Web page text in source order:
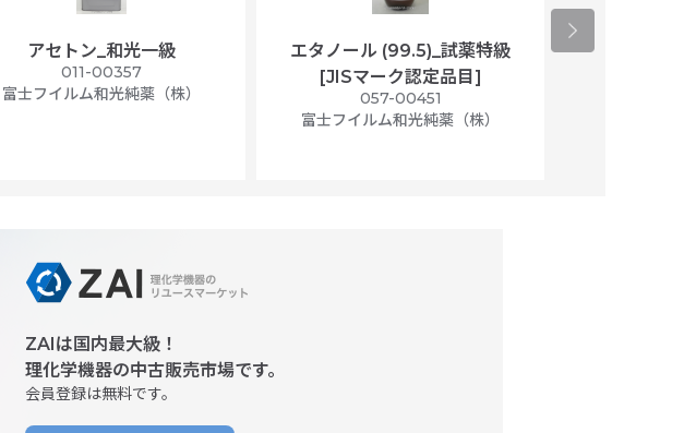
アセトン_和光一級
011-00357
富士フイルム和光純薬（株）
エタノール (99.5)_試薬特級
[JISマーク認定品目]
057-00451
富士フイルム和光純薬（株）
アセトニト
ZAIは国内最大級！
理化学機器の中古販売市場です。
会員登録は無料です。